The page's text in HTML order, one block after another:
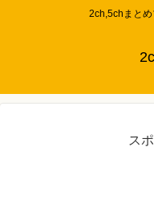
2ch,5chまと
ス